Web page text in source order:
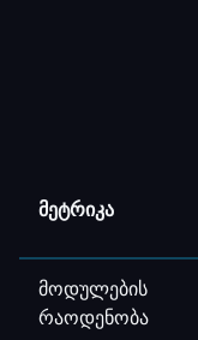
მეტრიკა
მოდულების
რაოდენობა